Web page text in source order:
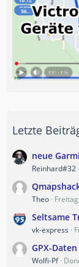
Letzte
neue
Reinhard#32
Theo
Seltsame
vk-express
GPX-
Wolfi-Pf